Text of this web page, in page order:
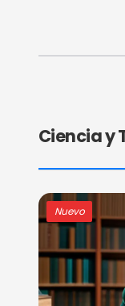
Ciencia y
Nuevo